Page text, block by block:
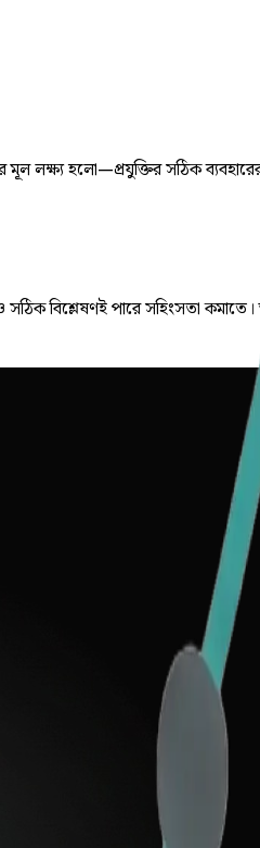
হলো—প্রযুক্তির সঠিক ব্যবহারের
বিশ্লেষণই পারে সহিংসতা